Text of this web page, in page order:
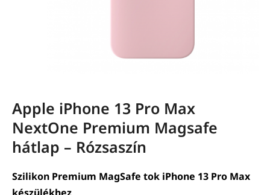
Apple iPhone 13 Pro Max
NextOne Premium Magsafe
hátlap – Rózsaszín
Szilikon Premium MagSafe tok iPhone 13 Pro Max